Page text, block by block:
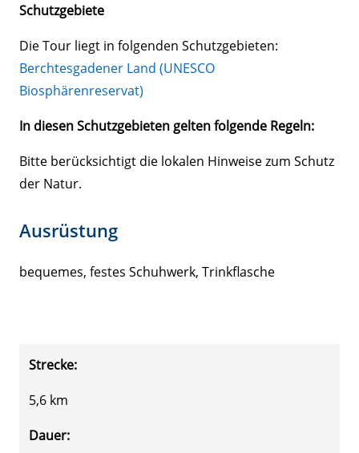
Schutzgebiete
Die Tour liegt in folgenden Schutzgebieten:
Berchtesgadener Land (UNESCO
Biosphärenreservat)
In diesen Schutzgebieten gelten folgende Regeln:
Bitte berücksichtigt die lokalen Hinweise zum Schutz
der Natur.
Ausrüstung
bequemes, festes Schuhwerk, Trinkflasche
Strecke:
5,6 km
Dauer: